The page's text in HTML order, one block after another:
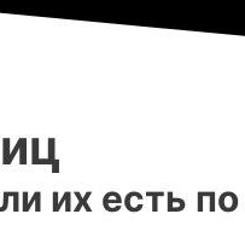
их есть